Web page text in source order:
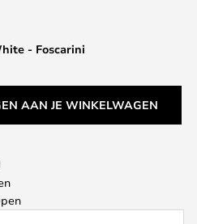
- Foscarini
AAN JE WINKELWAGEN